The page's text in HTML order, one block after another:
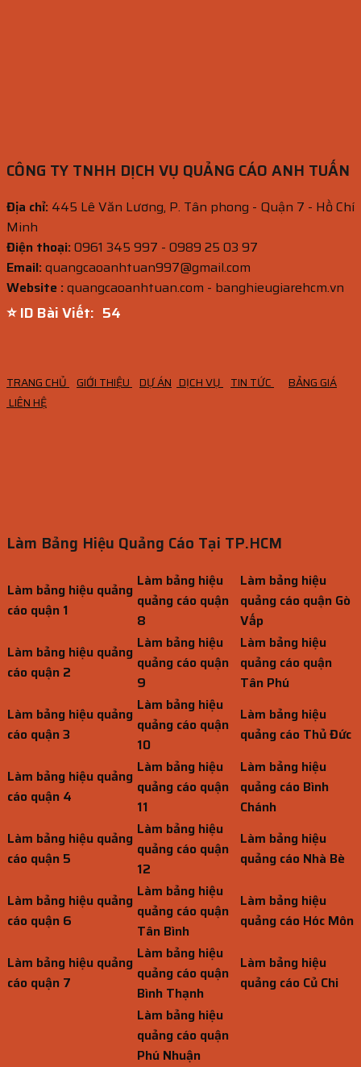
CÔNG TY TNHH DỊCH VỤ QUẢNG CÁO ANH TUẤN
Địa chỉ: 445 Lê Văn Lương, P. Tân phong - Quận 7 - Hồ Chí
Minh
Điện thoại:0961 345 997 - 0989 25 03 97
Email:quangcaoanhtuan997@gmail.com
Website :quangcaoanhtuan.com - banghieugiarehcm.vn
⭐ ID Bài Viết: 52
TRANG CHỦ GIỚI THIỆU DỰ ÁN DỊCH VỤ TIN TỨC
BẢNG GIÁ
LIÊN HỆ
Làm Bảng Hiệu Quảng Cáo Tại TP.HCM
Làm bảng hiệu quảng
cáo quận 1
Làm bảng hiệu
quảng cáo quận
8
Làm bảng hiệu
quảng cáo quận Gò
Vấp
Làm bảng hiệu quảng
cáo quận 2
Làm bảng hiệu
quảng cáo quận
9
Làm bảng hiệu
quảng cáo quận
Tân Phú
Làm bảng hiệu quảng
cáo quận 3
Làm bảng hiệu
quảng cáo quận
10
Làm bảng hiệu
quảng cáo Thủ Đức
Làm bảng hiệu quảng
cáo quận 4
Làm bảng hiệu
quảng cáo quận
11
Làm bảng hiệu
quảng cáo Bình
Chánh
Làm bảng hiệu quảng
cáo quận 5
Làm bảng hiệu
quảng cáo quận
12
Làm bảng hiệu
quảng cáo Nhà Bè
Làm bảng hiệu quảng
cáo quận 6
Làm bảng hiệu
quảng cáo quận
Tân Bình
Làm bảng hiệu
quảng cáo Hóc Môn
Làm bảng hiệu quảng
cáo quận 7
Làm bảng hiệu
quảng cáo quận
Bình Thạnh
Làm bảng hiệu
quảng cáo Củ Chi
Làm bảng hiệu
quảng cáo quận
Phú Nhuận